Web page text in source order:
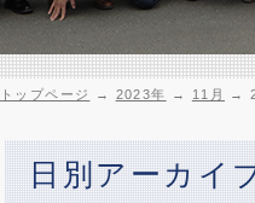
トップページ → 2023年 → 11月 →
日別アーカイ